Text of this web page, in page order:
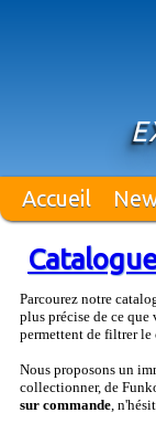
Accueil
Parcourez notre
plus précise de ce
permettent de filtrer le
Nous proposons un
collectionner, de
sur commande,